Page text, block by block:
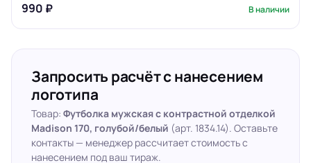
990 ₽ В наличии
Запросить расчёт с нанесением
логотипа
Товар: Футболка мужская с контрастной отделкой
Madison 170, голубой/белый (арт. 1834.14). Оставьте
контакты — менеджер рассчитает стоимость с
нанесением под ваш тираж.